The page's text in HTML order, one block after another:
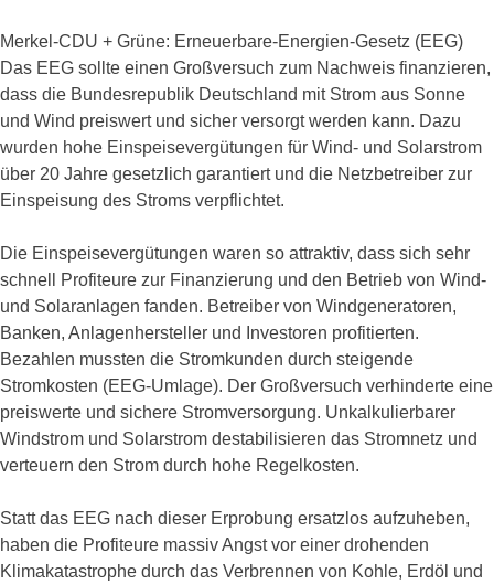
Merkel-CDU + Grüne: Erneuerbare-Energien-Gesetz (EEG)
Das EEG sollte einen Großversuch zum Nachweis finanzieren,
dass die Bundesrepublik Deutschland mit Strom aus Sonne
und Wind preiswert und sicher versorgt werden kann. Dazu
wurden hohe Einspeisevergütungen für Wind- und Solarstrom
über 20 Jahre gesetzlich garantiert und die Netzbetreiber zur
Einspeisung des Stroms verpflichtet.
Die Einspeisevergütungen waren so attraktiv, dass sich sehr
schnell Profiteure zur Finanzierung und den Betrieb von Wind-
und Solaranlagen fanden. Betreiber von Windgeneratoren,
Banken, Anlagenhersteller und Investoren profitierten.
Bezahlen mussten die Stromkunden durch steigende
Stromkosten (EEG-Umlage). Der Großversuch verhinderte eine
preiswerte und sichere Stromversorgung. Unkalkulierbarer
Windstrom und Solarstrom destabilisieren das Stromnetz und
verteuern den Strom durch hohe Regelkosten.
Statt das EEG nach dieser Erprobung ersatzlos aufzuheben,
haben die Profiteure massiv Angst vor einer drohenden
Klimakatastrophe durch das Verbrennen von Kohle, Erdöl und